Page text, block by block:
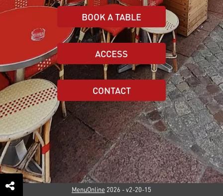
BOOK A TABLE
ACCESS
CONTACT
MenuOnline 2026 - v2-20-15